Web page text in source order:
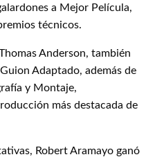
a Mejor Película,
técnicos.
Anderson, también
Adaptado, además de
y Montaje,
más destacada de
Robert Aramayo ganó